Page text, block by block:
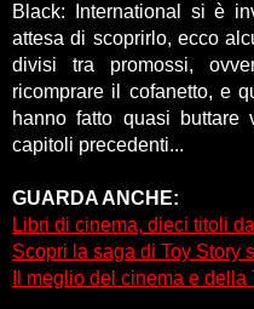
Black: International si è
attesa di scoprirlo, ecco
divisi tra promossi,
ricomprare il cofanetto, e
hanno fatto quasi
capitoli precedenti...
GUARDA ANCHE:
Libri di cinema, dieci titoli
Scopri la saga di Toy Story
Il meglio del cinema e